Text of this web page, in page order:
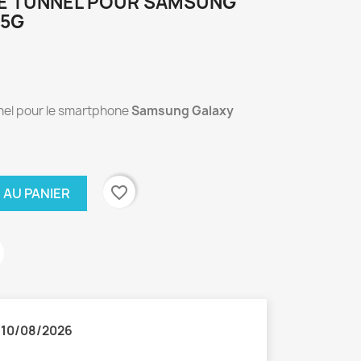
pour le smartphoneSamsung Galaxy
PANIER favorite_border
10/08/2026